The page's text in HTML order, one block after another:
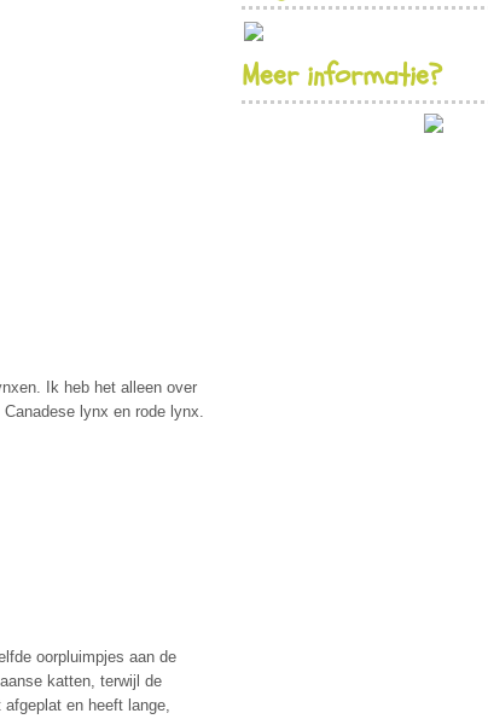
Ik heb het alleen over
lynx en rode lynx.
oorpluimpjes aan de
katten, terwijl de
en heeft lange,
Meer informatie?